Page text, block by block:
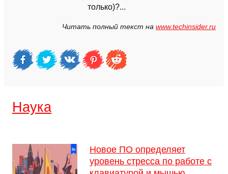
только)?...
Читать полный текст на www.techinsider.ru
Наука
Новое ПО определяет
уровень стресса по работе с